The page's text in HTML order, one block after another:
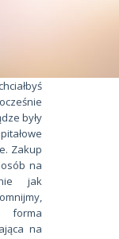
były
Zakup
na
jak
na